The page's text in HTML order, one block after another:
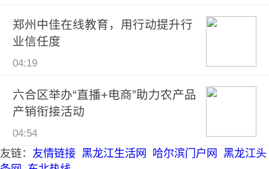
郑州中佳在线教育，用行动提升行
业信任度
04:19
六合区举办“直播+电商”助力农产品
产销衔接活动
04:54
友链： 友情链接 黑龙江生活网 哈尔滨门户网
黑龙江头